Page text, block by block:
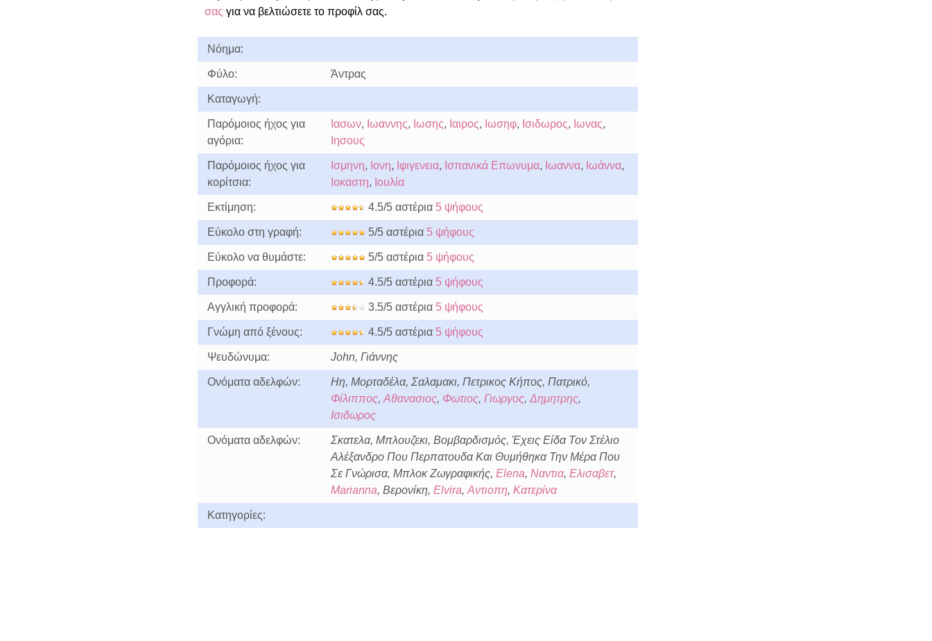
σας για να βελτιώσετε το προφίλ σας.
Νόημα:
Φύλο: Άντρας
Καταγωγή:
Παρόμοιος ήχος για
αγόρια:
Ιασων, Ιωαννης, Ιωσης, Ιαιρος, Ιωσηφ, Ισιδωρος, Ιωνας,
Ιησους
Παρόμοιος ήχος για
κορίτσια:
Ισμηνη, Ιονη, Ιφιγενεια, Ισπανικά Επωνυμα, Ιωαννα, Ιωάννα,
Ιοκαστη, Ιουλία
Εκτίμηση: 4.5/5 αστέρια 5 ψήφους
Εύκολο στη γραφή: 5/5 αστέρια 5 ψήφους
Εύκολο να θυμάστε: 5/5 αστέρια 5 ψήφους
Προφορά: 4.5/5 αστέρια 5 ψήφους
Αγγλική προφορά: 3.5/5 αστέρια 5 ψήφους
Γνώμη από ξένους: 4.5/5 αστέρια 5 ψήφους
Ψευδώνυμα: John, Γιάννης
Ονόματα αδελφών:
Ηη, Μορταδέλα, Σαλαμακι, Πετρικος Κήπος, Πατρικό,
Φίλιππος, Αθανασιος, Φωτιος, Γιωργος, Δημητρης,
Ισιδωρος
Ονόματα αδελφών:
Σκατελα, Μπλουζεκι, Βομβαρδισμός, Έχεις Είδα Τον Στέλιο
Αλέξανδρο Που Περπατουδα Και Θυμήθηκα Την Μέρα Που
Σε Γνώρισα, Μπλοκ Ζωγραφικής, Elena, Ναντια, Ελισαβετ,
Marianna, Βερονίκη, Elvira, Αντιοπη, Κατερίνα
Κατηγορίες: